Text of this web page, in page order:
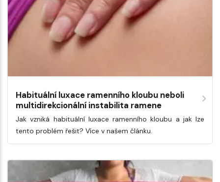
Habituální luxace ramenního kloubu neboli
multidirekcionální instabilita ramene
Jak vzniká habituální luxace ramenního kloubu a jak lze
tento problém řešit? Více v našem článku.